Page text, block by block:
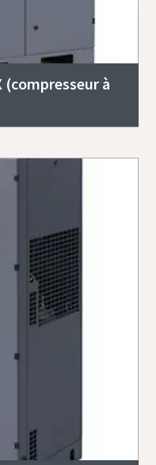
(compresseur à